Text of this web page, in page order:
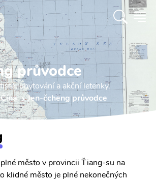
průvodce
ubytování a akční letenky.
Čína Jen-čcheng průvodce
město v provincii Ťiang-su na
klidné město je plné nekonečných